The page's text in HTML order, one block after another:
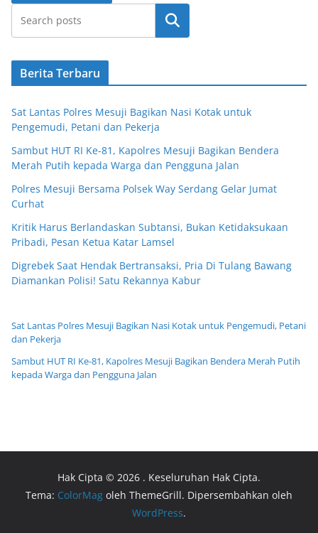
Cari
Berita Terbaru
Sat Lantas Polres Mesuji Bagikan Nasi Kotak untuk
Pengemudi, Petani dan Pekerja
Sambut HUT RI Ke-81, Kapolres Mesuji Bagikan Bendera
Merah Putih kepada Warga dan Pengguna Jalan
Polres Mesuji Bersama Polsek Way Serdang Gelar Jumat
Curhat
Kritik Harus Berlandaskan Subtansi, Bukan Ketidaksukaan
Pribadi, Pesan Ketua Katar Lamsel
Digrebek Saat Hendak Bertransaksi, Pria Di Tulang Bawang
Diamankan Polisi! Satu Rekannya Kabur
Sat Lantas Polres Mesuji Bagikan Nasi Kotak untuk Pengemudi, Petani
dan Pekerja
Sambut HUT RI Ke-81, Kapolres Mesuji Bagikan Bendera Merah Putih
kepada Warga dan Pengguna Jalan
Hak Cipta © 2026 . Keseluruhan Hak Cipta.
Tema: ColorMag oleh ThemeGrill. Dipersembahkan oleh
WordPress.